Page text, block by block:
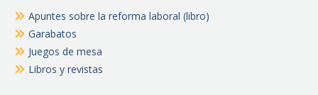
Apuntes sobre la reforma laboral (libro)
Garabatos
Juegos de mesa
Libros y revistas